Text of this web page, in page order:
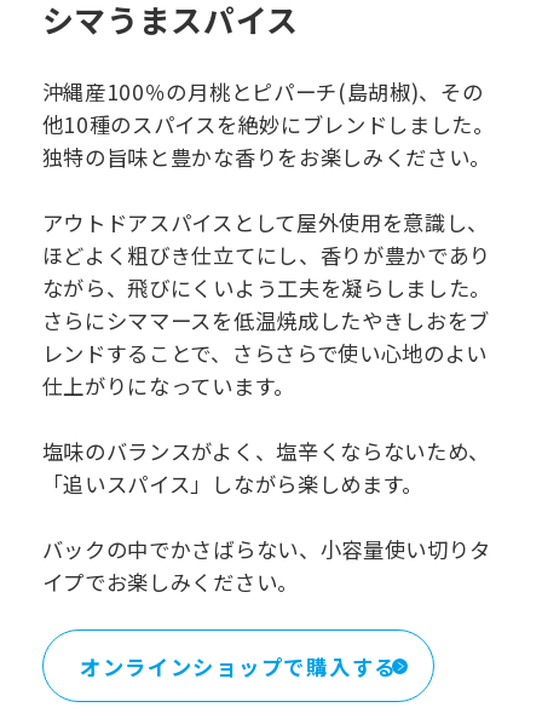
シマうまスパイス
沖縄産100％の月桃とピパーチ(島胡椒)、その
他10種のスパイスを絶妙にブレンドしました。
独特の旨味と豊かな香りをお楽しみください。
アウトドアスパイスとして屋外使用を意識し、
ほどよく粗びき仕立てにし、香りが豊かであり
ながら、飛びにくいよう工夫を凝らしました。
さらにシママースを低温焼成したやきしおをブ
レンドすることで、さらさらで使い心地のよい
仕上がりになっています。
塩味のバランスがよく、塩辛くならないため、
「追いスパイス」しながら楽しめます。
バックの中でかさばらない、小容量使い切りタ
イプでお楽しみください。
オンラインショップで購入する